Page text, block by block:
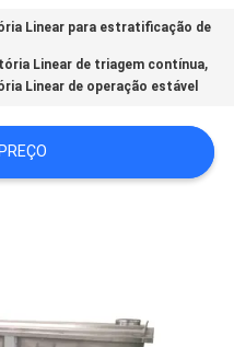
Linear para estratificação de
Linear de triagem contínua,
Linear de operação estável